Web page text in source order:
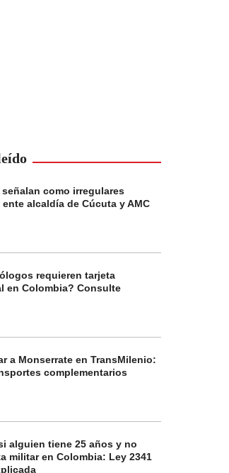
como irregulares
alcaldía de Cúcuta y AMC
requieren tarjeta
en Colombia? Consulte
a Monserrate en TransMilenio:
complementarios
alguien tiene 25 años y no
militar en Colombia: Ley 2341